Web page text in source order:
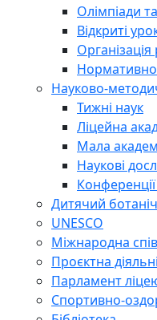
Олімпіади
Відкриті
Науково-
Тижні наук
Ліцейна
Мала
Наукові
Дитячий
UNESCO
Міжнародна
Проєктна
Парламент
Спортивно-